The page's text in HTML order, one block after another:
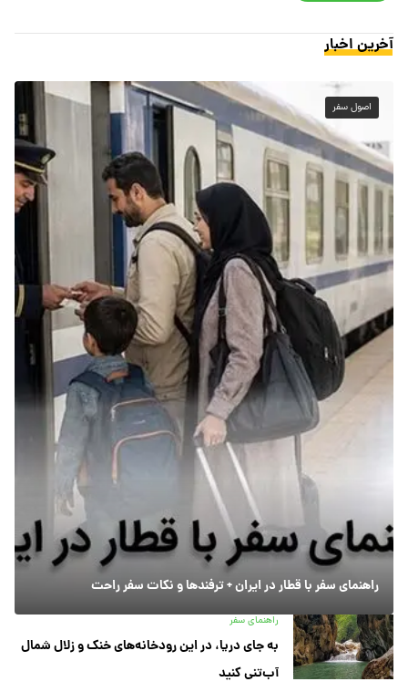
آخرین اخبار
اصول سفر
راهنمای سفر با قطار در ایران + ترفندها و نکات سفر راحت
راهنمای سفر
به جای دریا، در این رودخانه‌های خنک و زلال شمال
آب‌تنی کنید